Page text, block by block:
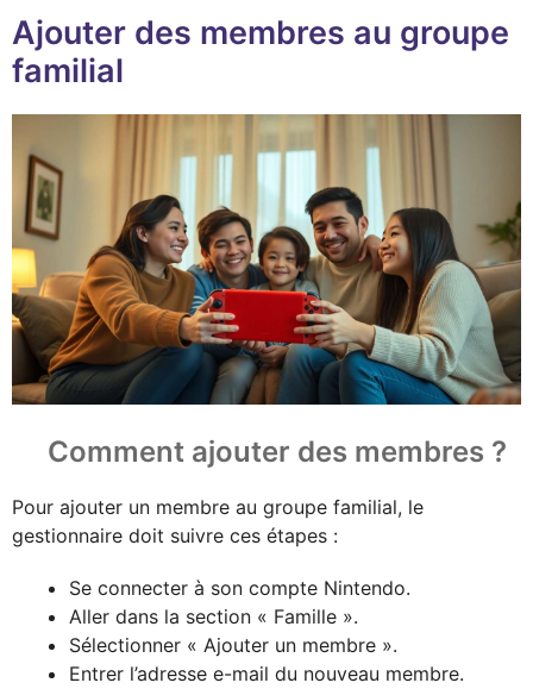
Ajouter des membres au groupe
familial
Comment ajouter des membres ?
Pour ajouter un membre au groupe familial, le
gestionnaire doit suivre ces étapes :
Se connecter à son compte Nintendo.
Aller dans la section « Famille ».
Sélectionner « Ajouter un membre ».
Entrer l’adresse e-mail du nouveau membre.